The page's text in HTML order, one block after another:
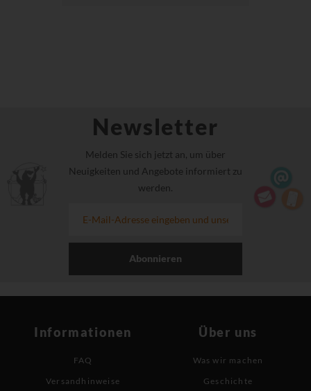
Newsletter
Melden Sie sich jetzt an, um über
Neuigkeiten und Angebote informiert zu
werden.
Abonnieren
Informationen
FAQ
Versandhinweise
Über uns
Was wir machen
Geschichte